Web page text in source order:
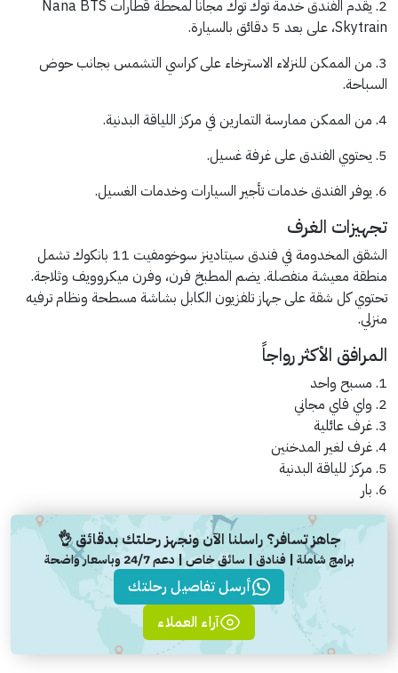
2. يقدم الفندق خدمة توك توك مجاناً لمحطة قطارات Nana BTS
Skytrain، على بعد 5 دقائق بالسيارة.
3. من الممكن للنزلاء الاسترخاء على كراسي التشمس بجانب حوض
السباحة.
4. من الممكن ممارسة التمارين في مركز اللياقة البدنية.
5. يحتوي الفندق على غرفة غسيل.
6. يوفر الفندق خدمات تأجير السيارات وخدمات الغسيل.
تجهيزات الغرف
الشقق المخدومة في فندق سيتادينز سوخومفيت 11 بانكوك تشمل
منطقة معيشة منفصلة. يضم المطبخ فرن، وفرن ميكروويف وثلاجة.
تحتوي كل شقة على جهاز تلفزيون الكابل بشاشة مسطحة ونظام ترفيه
منزلي.
المرافق الأكثر رواجاً
1. مسبح واحد
2. واي فاي مجاني
3. غرف عائلية
4. غرف لغير المدخنين
5. مركز للياقة البدنية
6. بار
جاهز تسافر؟ راسلنا الآن ونجهز رحلتك بدقائق 👌
برامج شاملة | فنادق | سائق خاص | دعم 24/7 وباسعار واضحة
أرسل تفاصيل رحلتك
آراء العملاء